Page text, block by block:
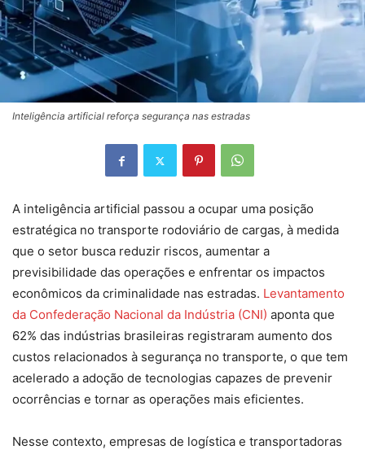
Inteligência artificial reforça segurança nas estradas
A inteligência artificial passou a ocupar uma posição
estratégica no transporte rodoviário de cargas, à medida
que o setor busca reduzir riscos, aumentar a
previsibilidade das operações e enfrentar os impactos
econômicos da criminalidade nas estradas. Levantamento
da Confederação Nacional da Indústria (CNI) aponta que
62% das indústrias brasileiras registraram aumento dos
custos relacionados à segurança no transporte, o que tem
acelerado a adoção de tecnologias capazes de prevenir
ocorrências e tornar as operações mais eficientes.
Nesse contexto, empresas de logística e transportadoras